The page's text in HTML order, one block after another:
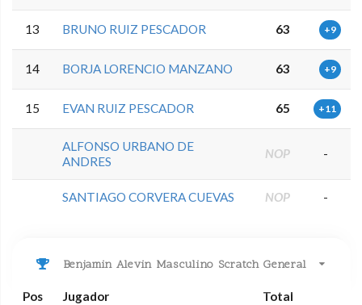
13 BRUNO RUIZ PESCADOR 63 +9
14 BORJA LORENCIO MANZANO 63 +9
15 EVAN RUIZ PESCADOR 65 +11
ALFONSO URBANO DE
ANDRES
NOP -
SANTIAGO CORVERA CUEVAS NOP -
Benjamin Alevin Masculino Scratch General
Pos Jugador Total